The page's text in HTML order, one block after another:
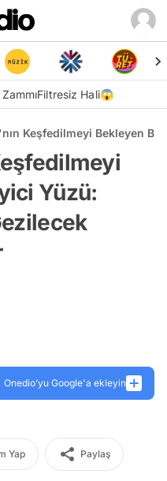
Filtresiz Hali😱
Keşfedilmeyi Bekleyen
Yüzü:
Onedio’yu Google'a ekleyin
Yap Paylaş